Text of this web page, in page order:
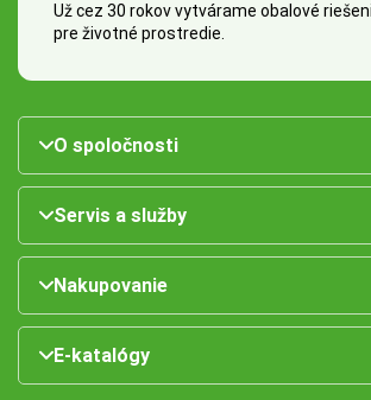
Už cez 30 rokov vytvárame obalové
pre životné prostredie.
O spoločnosti
Servis a služby
Nakupovanie
E-katalógy